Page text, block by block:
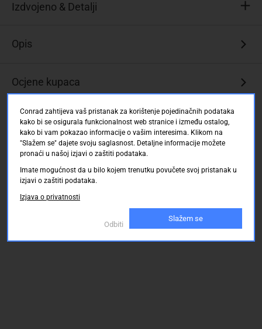
Izdvojeno & Detalji
Content:
1
Opis
Ocjene kupaca
Conrad zahtijeva vaš pristanak za korištenje pojedinačnih podataka
kako bi se osigurala funkcionalnost web stranice i između ostalog,
kako bi vam pokazao informacije o vašim interesima. Klikom na
"Slažem se" dajete svoju saglasnost. Detaljne informacije možete
pronaći u našoj izjavi o zaštiti podataka.
Imate mogućnost da u bilo kojem trenutku povučete svoj pristanak u
izjavi o zaštiti podataka.
Izjava o privatnosti
Odbiti
Slažem se